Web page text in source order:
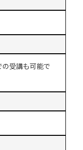
受講も可能で